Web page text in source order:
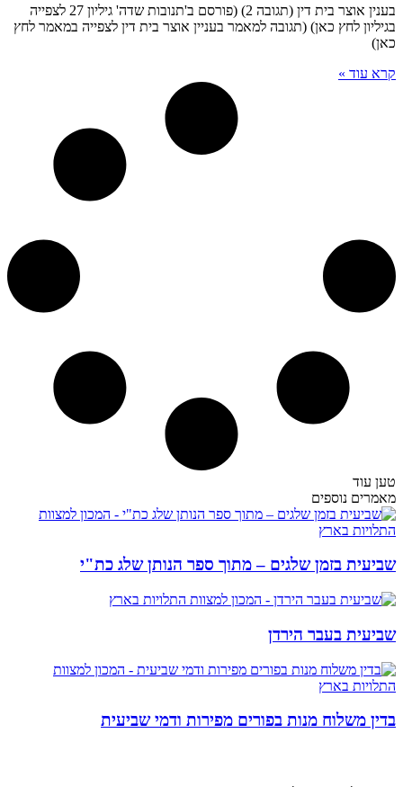
בענין אוצר בית דין (תגובה 2) (פורסם ב'תנובות שדה' גיליון 27 לצפייה
בגיליון לחץ כאן) (תגובה למאמר בעניין אוצר בית דין לצפייה במאמר לחץ
כאן)
קרא עוד »
טען עוד
מאמרים נוספים
שביעית בזמן שלגים – מתוך ספר הנותן שלג כת"י
שביעית בעבר הירדן
בדין משלוח מנות בפורים מפירות ודמי שביעית